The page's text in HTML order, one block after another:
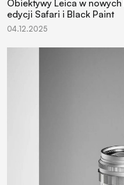
Obiektywy Leica w
edycji Safari i Black Paint
04.12.2025